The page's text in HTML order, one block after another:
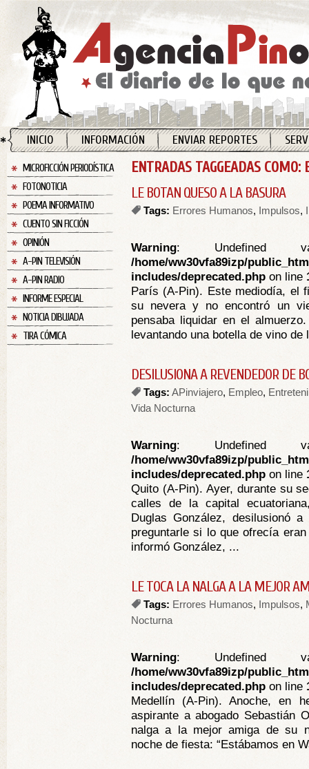
INICIO INFORMACIÓN ENVIAR REPORTES
MICROFICCIÓN PERIODÍSTICA
FOTONOTICIA
POEMA INFORMATIVO
CUENTO SIN FICCIÓN
OPINIÓN
A-PIN TELEVISIÓN
A-PIN RADIO
INFORME ESPECIAL
NOTICIA DIBUJADA
TIRA CÓMICA
ENTRADAS TAGGEADAS COMO:
LE BOTAN QUESO A LA BASURA
Tags: Errores Humanos, Impulsos,
Warning: Undefined
/home/ww30vfa89izp/
includes/deprecated.php on line
París (A-Pin). Este mediodía, el
su nevera y no encontró un
pensaba liquidar en el
levantando una botella de vino de
DESILUSIONA A REVENDEDOR DE
Tags: APinviajero, Empleo,
Vida Nocturna
Warning: Undefined
/home/ww30vfa89izp/
includes/deprecated.php on line
Quito (A-Pin). Ayer, durante su
calles de la capital
Duglas González, desilusionó
preguntarle si lo que ofrecía
informó González, ...
LE TOCA LA NALGA A LA MEJOR
Tags: Errores Humanos, Impulsos,
Nocturna
Warning: Undefined
/home/ww30vfa89izp/
includes/deprecated.php on line
Medellín (A-Pin). Anoche, en
aspirante a abogado Sebastián
nalga a la mejor amiga de su
noche de fiesta: “Estábamos en